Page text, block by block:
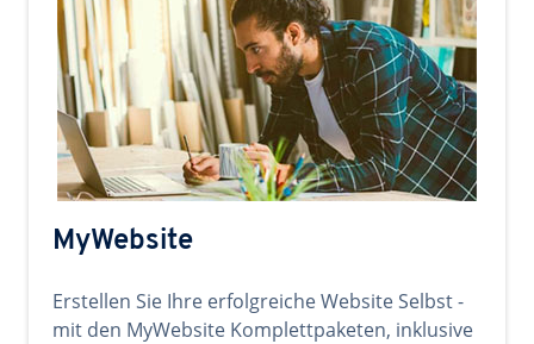
MyWebsite
Erstellen Sie Ihre erfolgreiche Website Selbst -
mit den MyWebsite Komplettpaketen, inklusive